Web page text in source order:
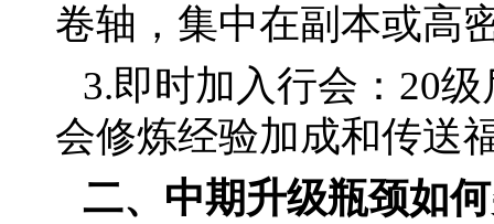
卷轴，集中在副本或高
3.即时加入行会：20
会修炼经验加成和传送
二、中期升级瓶颈如